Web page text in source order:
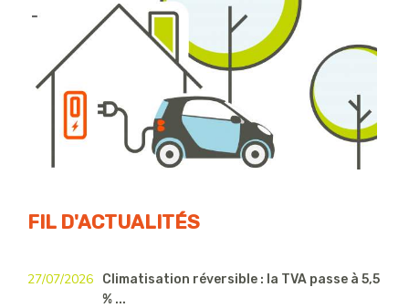
FIL D'ACTUALITÉS
27/07/2026
Climatisation réversible : la TVA passe à 5,5
% ...